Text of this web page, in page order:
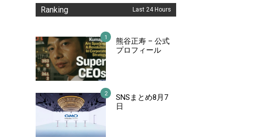
Ranking Last 24 Hours
熊谷正寿 – 公式
プロフィール
SNSまとめ8月7
日